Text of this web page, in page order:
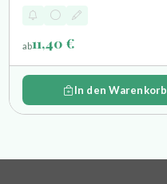
ab11,40 €
In den Warenkorb